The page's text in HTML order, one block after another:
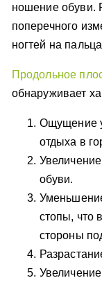
ношение обуви.
поперечного
ногтей на
Продольное
обнаруживает
Ощущение
отдыха в
обуви.
стопы, что
стороны